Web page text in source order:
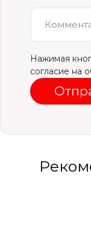
Нажимая
согласие на